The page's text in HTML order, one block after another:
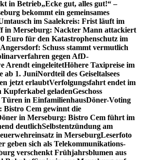
in Betrieb„Ecke gut, alles gut!“ –
bekommt ein gemeinsames
im Saalekreis: Frist läuft im
in Merseburg: Nackter Mann attackiert
Euro für den Katastrophenschutz im
Angersdorf: Schuss stammt vermutlich
gegen AfD-
Arendt eingeleitetHöhere Taxipreise im
ab 1. JuniNordteil des Geiseltalsees
jetzt erlaubtVerfolgungsfahrt endet im
Kupferkabel geladenGeschoss
in EinfamilienhausDöner-Voting
Bistro Cem gewinnt die
in Merseburg: Bistro Cem führt im
deutlichSelbstentzündung am
in MerseburgLeserfoto
geben sich als Telekommunikations-
verschenkt Frühjahrsblumen aus